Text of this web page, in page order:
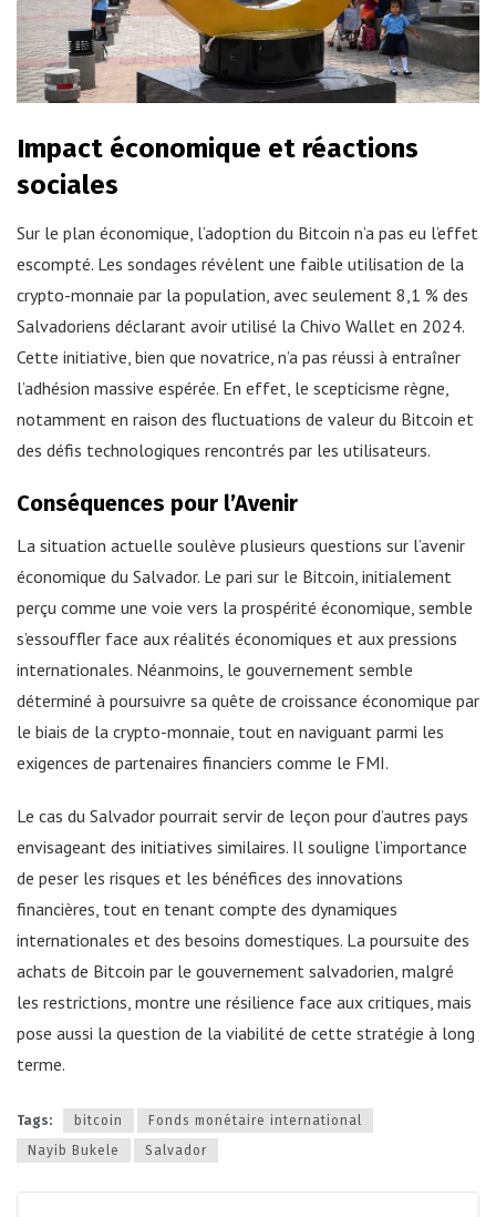
Impact économique et réactions
sociales
Sur le plan économique, l’adoption du Bitcoin n’a pas eu l’effet
escompté. Les sondages révèlent une faible utilisation de la
crypto-monnaie par la population, avec seulement 8,1 % des
Salvadoriens déclarant avoir utilisé la Chivo Wallet en 2024.
Cette initiative, bien que novatrice, n’a pas réussi à entraîner
l’adhésion massive espérée. En effet, le scepticisme règne,
notamment en raison des fluctuations de valeur du Bitcoin et
des défis technologiques rencontrés par les utilisateurs.
Conséquences pour l’Avenir
La situation actuelle soulève plusieurs questions sur l’avenir
économique du Salvador. Le pari sur le Bitcoin, initialement
perçu comme une voie vers la prospérité économique, semble
s’essouffler face aux réalités économiques et aux pressions
internationales. Néanmoins, le gouvernement semble
déterminé à poursuivre sa quête de croissance économique par
le biais de la crypto-monnaie, tout en naviguant parmi les
exigences de partenaires financiers comme le FMI.
Le cas du Salvador pourrait servir de leçon pour d’autres pays
envisageant des initiatives similaires. Il souligne l’importance
de peser les risques et les bénéfices des innovations
financières, tout en tenant compte des dynamiques
internationales et des besoins domestiques. La poursuite des
achats de Bitcoin par le gouvernement salvadorien, malgré
les restrictions, montre une résilience face aux critiques, mais
pose aussi la question de la viabilité de cette stratégie à long
terme.
Tags: bitcoin
Fonds monétaire international
Nayib Bukele
Salvador